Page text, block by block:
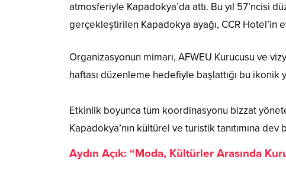
atmosferiyle Kapadokya’da attı. Bu yıl 57’ncisi
gerçekleştirilen Kapadokya ayağı, CCR
Organizasyonun mimarı, AFWEU Kurucusu ve
haftası düzenleme hedefiyle başlattığı bu ikonik
Etkinlik boyunca tüm koordinasyonu bizzat
Kapadokya’nın kültürel ve turistik tanıtımına dev
Aydın Açık: “Moda, Kültürler Arasında